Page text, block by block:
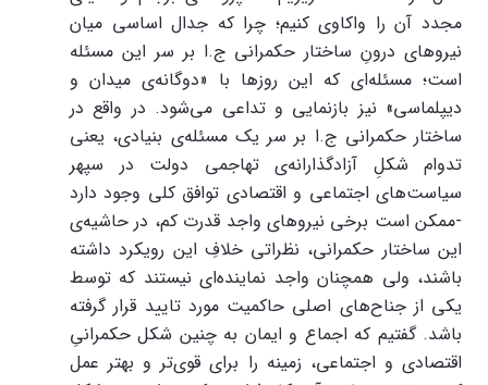
مجدد آن را واکاوی کنیم؛ چرا که جدال اساسی میان
نیروهای درونِ ساختار حکمرانی ج.ا بر سر این مسئله
است؛ مسئله‌ای که این روزها با «دوگانه‌ی میدان و
دیپلماسی» نیز بازنمایی و تداعی می‌شود. در واقع در
ساختار حکمرانی ج.ا بر سر یک مسئله‌ی بنیادی، یعنی
تدوام شکلِ آزادگذارانه‌ی تهاجمی دولت در سپهر
سیاست‌های اجتماعی و اقتصادی توافق کلی وجود دارد
-ممکن است برخی نیروهای واجد قدرت کم، در حاشیه‌ی
این ساختار حکمرانی، نظراتی خلافِ این رویکرد داشته
باشند، ولی همچنان واجد نماینده‌ای نیستند که توسط
یکی از جناح‌های اصلی حاکمیت مورد تایید قرار گرفته
باشد. گفتیم که اجماع و ایمان به چنین شکل حکمرانیِ
اقتصادی و اجتماعی، زمینه را برای قوی‌تر و بهتر عمل